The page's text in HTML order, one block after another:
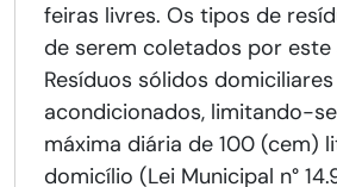
feiras livres. Os tipos de
de serem coletados por este
Resíduos sólidos
acondicionados, limitando-
máxima diária de 100 (cem)
domicílio (Lei Municipal n°